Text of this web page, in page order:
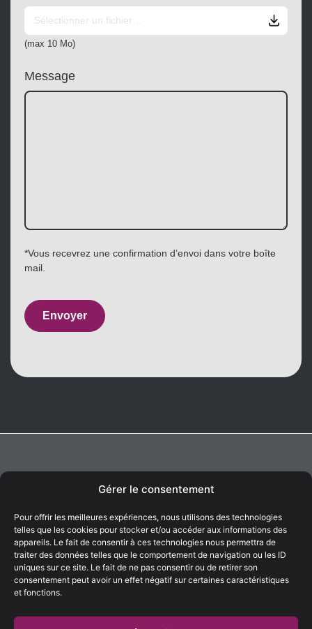
Gérer le consentement
Pour offrir les meilleures expériences, nous utilisons des technologies
telles que les cookies pour stocker et/ou accéder aux informations des
appareils. Le fait de consentir à ces technologies nous permettra de
traiter des données telles que le comportement de navigation ou les ID
uniques sur ce site. Le fait de ne pas consentir ou de retirer son
consentement peut avoir un effet négatif sur certaines caractéristiques
et fonctions.
(max 10 Mo)
Message
*Vous recevrez une confirmation d’envoi dans votre boîte
mail.
Envoyer
be left
Le spécialiste français de la simulation
d’environnements climatiques depuis 1995.
Contactez-nous